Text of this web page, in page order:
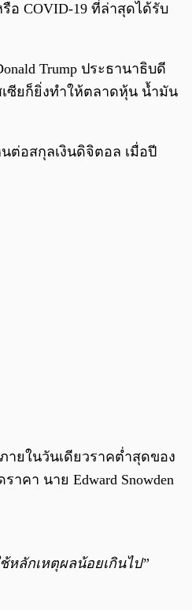
อ COVID-19 ที่ล่าสุดได้รับ
Trump ประธานาธิบดี
เซียก็ยิ่งทำให้ตลาดหุ้น น้ำมัน
ต่อสกุลเงินดิจิตอล เมื่อปี
ายในวันเดียวราคต่ำสุดของ
า นาย Edward Snowden
ลักเหตุผลน้อยเกินไป”